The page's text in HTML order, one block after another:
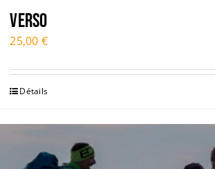
Verso
25,00 €
Détails